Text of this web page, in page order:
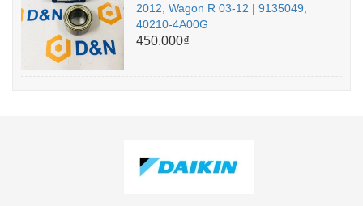
2012, Wagon R 03-12 | 9135049,
40210-4A00G
450.000₫